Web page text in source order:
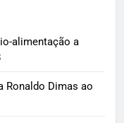
alimentação a
Ronaldo Dimas ao